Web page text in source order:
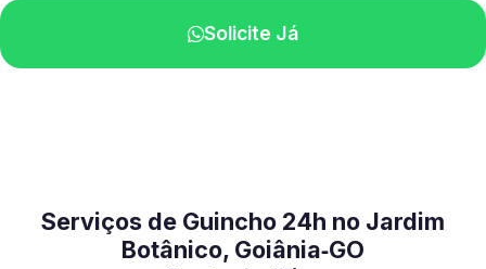
Solicite Já
Serviços de Guincho 24h no Jardim
Botânico, Goiânia‑GO